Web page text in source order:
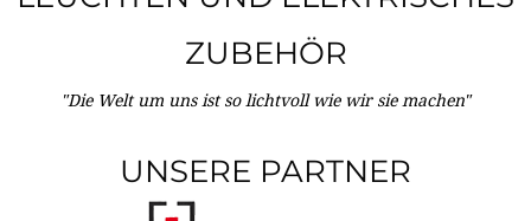
ZUBEHÖR
"Die Welt um uns ist so lichtvoll wie wir sie machen"
UNSERE PARTNER